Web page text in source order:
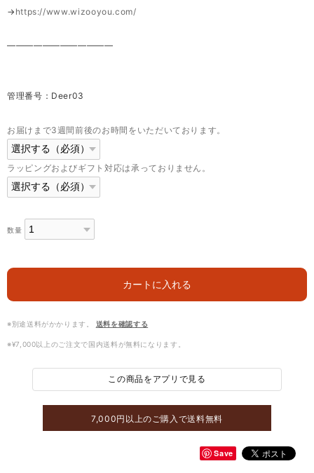
→ https://www.wizooyou.com/
————————————
管理番号：Deer03
お届けまで3週間前後のお時間をいただいております。
ラッピングおよびギフト対応は承っておりません。
数量
カートに入れる
※別途送料がかかります。 送料を確認する
※¥7,000以上のご注文で国内送料が無料になります。
この商品をアプリで見る
7,000円以上のご購入で送料無料
Save